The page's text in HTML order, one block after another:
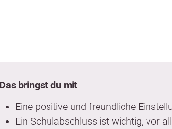
Das bringst du mit
Eine positive und freundliche
Ein Schulabschluss ist wichtig, vor